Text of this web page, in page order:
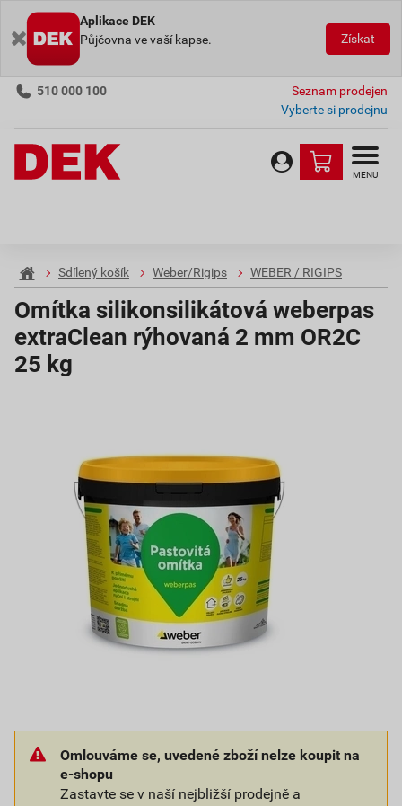
Aplikace DEK
Půjčovna ve vaší kapse.
Získat
510 000 100
Seznam prodejen
Vyberte si prodejnu
MENU
Sdílený košík Weber/Rigips WEBER / RIGIPS
Omítka silikonsilikátová weberpas
extraClean rýhovaná 2 mm OR2C
25 kg
Omlouváme se, uvedené zboží nelze koupit na
e-shopu
Zastavte se v naší nejbližší prodejně a